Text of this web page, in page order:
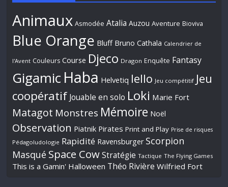
Animaux Asmodée Atalia Auzou Aventure Bioviva
Blue Orange Bluff Bruno Cathala Calendrier de
l'Avent Couleurs Course Djeco Dragon Enquête Fantasy
Gigamic Haba Helvetiq Iello Jeu compétitif Jeu
coopératif Jouable en solo Loki Marie Fort
Matagot Monstres Mémoire Noël
Observation Piatnik Pirates Print and Play Prise de risques
Pédagoludologie Rapidité Ravensburger Scorpion
Masqué Space Cow Stratégie Tactique The Flying Games
This is a Gamin' Halloween Théo Rivière Wilfried Fort